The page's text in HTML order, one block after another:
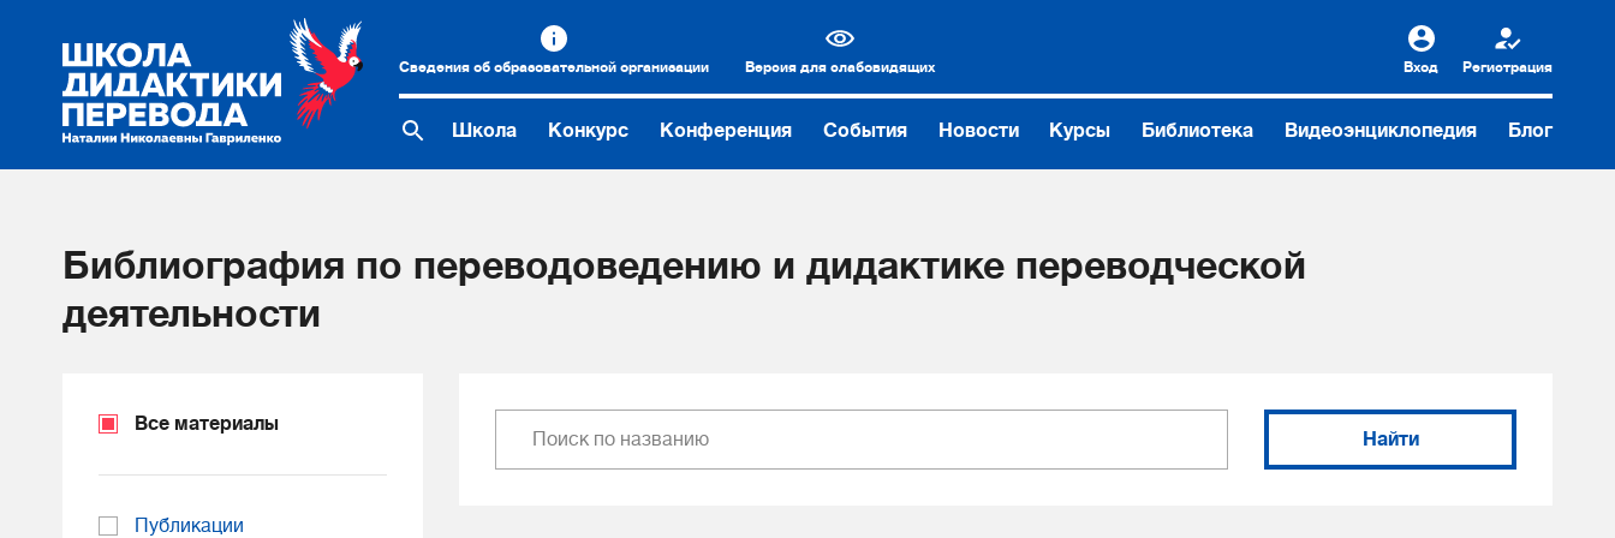
Сведения об образовательной организации Версия для слабовидящих Вход Регистрация
Школа Конкурс Конференция События Новости Курсы Библиотека Видеоэнциклопедия Блог
Библиография по переводоведению и дидактике переводческой
деятельности
Найти
Все материалы
Публикации